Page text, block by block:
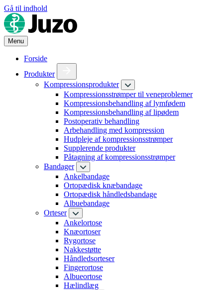
Gå til indhold
Menu
Forside
Produkter
Kompressionsprodukter
Kompressionsstrømper til veneproblemer
Kompressionsbehandling af lymfødem
Kompressionsbehandling af lipødem
Postoperativ behandling
Arbehandling med kompression
Hudpleje af kompressionsstrømper
Supplerende produkter
Påtagning af kompressionsstrømper
Bandager
Ankelbandage
Ortopædisk knæbandage
Ortopædisk håndledsbandage
Albuebandage
Orteser
Ankelortose
Knæortoser
Rygortose
Nakkestøtte
Håndledsorteser
Fingerortose
Albueortose
Hælindlæg